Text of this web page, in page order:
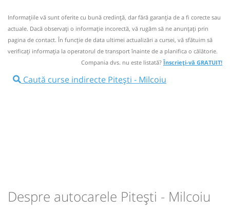
0726922277; 0723397890; Program: orele 7:00- 17:00
Nu a circulat?Semnalați aici (44 comentarii)
NOU!Pune poze din călătoria ta⤣
11:45 Pitești Autogara Nord (Girexim)
Durată:
03
Zile de circulație:
Informaţiile vă sunt oferite cu bună credinţă, dar fără garanţia de a fi corecte sau
actuale. Dacă observați o informaţie incorectă, vă rugăm să ne anunțați prin
pagina de contact. În funcție de data ultimei actualizări a cursei, vă sfătuim să
verificaţi informaţia la operatorul de transport înainte de a planifica o călătorie.
Compania dvs. nu este listată?Înscrieți-vă GRATUIT!
Caută curse indirecte Pitești - Milcoiu
Despre autocarele Pitești - Milcoiu